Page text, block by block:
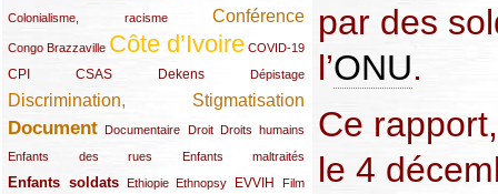
Colonialisme, racisme
(19/289) Conférence
(118/289)
Congo Brazzaville
(24/289) Côte d’Ivoire
(263/289) COVID-19
(13/289)
CPI
(48/289) CSAS
(32/289) Dekens
(29/289) Dépistage
(19/289)
Discrimination, Stigmatisation
(131/289)
Document
(145/289) Documentaire
(9/289) Droit
(20/289) Droits humains
(22/289)
Enfants des rues
(21/289) Enfants maltraités
(10/289)
Enfants soldats
(68/289) Ethiopie
(12/289) Ethnopsy
(15/289) EVVIH
(55/289) Film
(22/289)
par des
l’ONU.
Ce
le 4